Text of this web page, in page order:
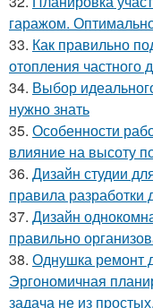
гаражом.
33. Как правильно
отопления частного
34. Выбор
нужно знать
35. Особенности
влияние на высоту
36. Дизайн студии
правила разработки
37. Дизайн
правильно
38. Однушка ремонт
Эргономичная
задача не из